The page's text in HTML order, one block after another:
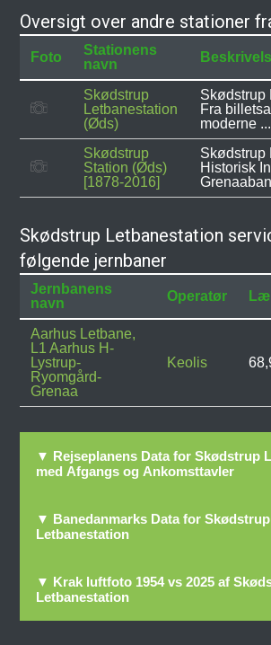
Oversigt over andre stationer
Foto
Stationens
navn
Skødstrup
Letbanestation
(Øds)
Skødstrup
Fra
moderne ...
Skødstrup
Station (Øds)
[1878-2016]
Skødstrup
Historisk
Skødstrup Letbanestation
følgende jernbaner
Jernbanens
navn
Operatør
Aarhus Letbane,
L1 Aarhus H-
Lystrup-
Ryomgård-
Grenaa
Keolis
▼ Rejseplanens Data for Skødstrup
med Afgangs og Ankomsttavler
▼ Banedanmarks Data for Skødstrup
Letbanestation
▼ Krak luftfoto 1954 vs 2025 af
Letbanestation